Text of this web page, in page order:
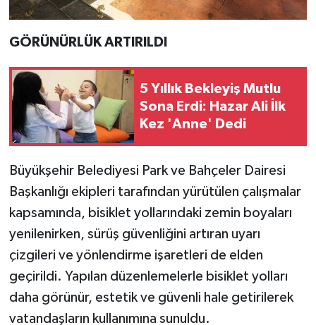
GÖRÜNÜRLÜK ARTIRILDI
5 Yıllık Bekleyiş Mutlu
Sona Erdi: Hazar Ali İlk
Kez 'Anne' Dedi
Büyükşehir Belediyesi Park ve Bahçeler Dairesi
Başkanlığı ekipleri tarafından yürütülen çalışmalar
kapsamında, bisiklet yollarındaki zemin boyaları
yenilenirken, sürüş güvenliğini artıran uyarı
çizgileri ve yönlendirme işaretleri de elden
geçirildi. Yapılan düzenlemelerle bisiklet yolları
daha görünür, estetik ve güvenli hale getirilerek
vatandaşların kullanımına sunuldu.